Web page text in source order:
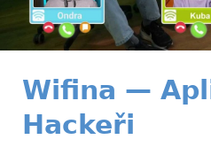
Wifina —
Hackeři